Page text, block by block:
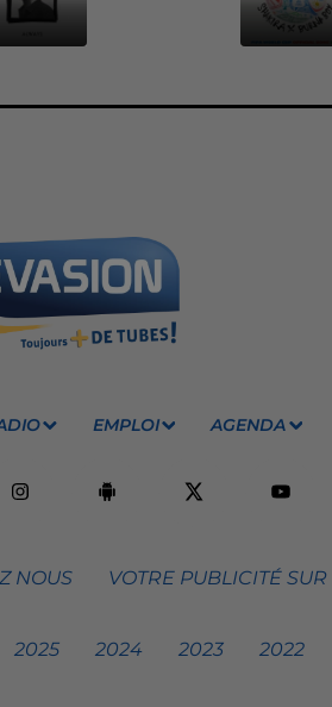
EMPLOI AGENDA
NOUS VOTRE PUBLICITÉ
2025 2024 2023 2022